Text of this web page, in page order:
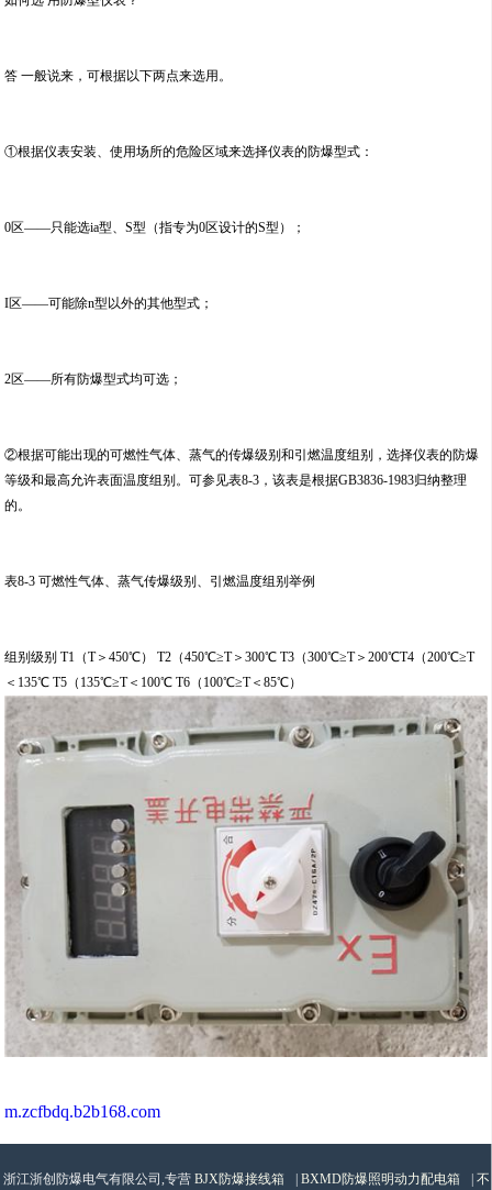
答 一般说来，可根据以下两点来选用。
①根据仪表安装、使用场所的危险区域来选择仪表的防爆型式：
0区——只能选ia型、S型（指专为0区设计的S型）；
I区——可能除n型以外的其他型式；
2区——所有防爆型式均可选；
②根据可能出现的可燃性气体、蒸气的传爆级别和引燃温度组别，选择仪表的防爆
等级和最高允许表面温度组别。可参见表8-3，该表是根据GB3836-1983归纳整理
的。
表8-3 可燃性气体、蒸气传爆级别、引燃温度组别举例
组别级别 T1（T＞450℃） T2（450℃≥T＞300℃ T3（300℃≥T＞200℃T4（200℃≥T
＜135℃ T5（135℃≥T＜100℃ T6（100℃≥T＜85℃）
m.zcfbdq.b2b168.com
浙江浙创防爆电气有限公司,专营 BJX防爆接线箱 BXMD防爆照明动力配电箱 不